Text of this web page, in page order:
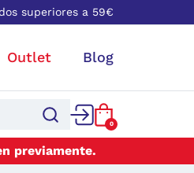
superiores a 59€
Outlet Blog
0
previamente.